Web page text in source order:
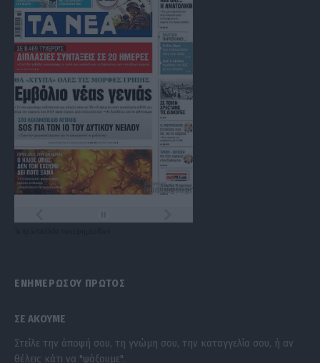
ΕΝΗΜΕΡΩΣΟΥ ΠΡΩΤΟΣ
ΣΕ ΑΚΟΥΜΕ
Στείλε την άποψή σου, τη γνώμη σου, την καταγγελία σου, ή αν
θέλεις κάτι να "ψάξουμε".